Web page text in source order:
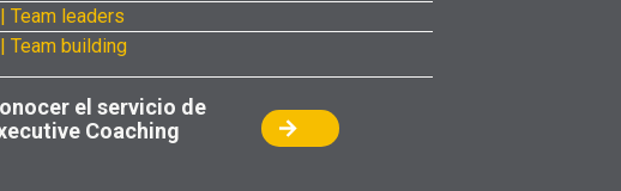
Team leaders
Team building
el servicio de
Coaching